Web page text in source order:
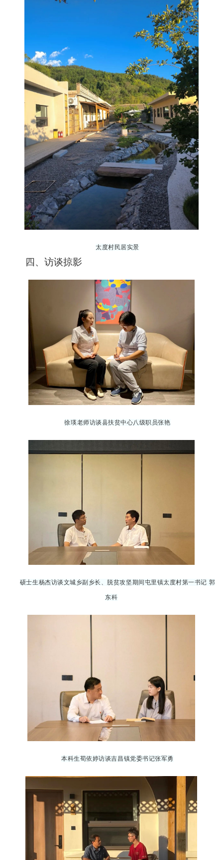
太度村民居实景
四、访谈掠影
徐瑛老师访谈县扶贫中心八级职员张艳
硕士生杨杰访谈文城乡副 乡长、脱贫攻坚期间屯里镇太度村第一书记 郭
东科
本科生荀依婷访谈吉昌镇党委书记张军勇